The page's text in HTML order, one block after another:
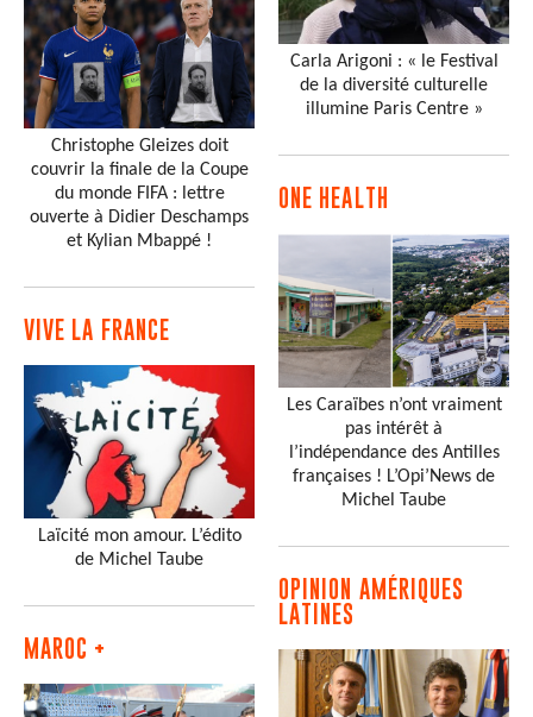
Christophe Gleizes doit
couvrir la finale de la Coupe
du monde FIFA : lettre
ouverte à Didier Deschamps
et Kylian Mbappé !
VIVE LA FRANCE
Laïcité mon amour. L’édito
de Michel Taube
MAROC +
Carla Arigoni : « le Festival
de la diversité culturelle
illumine Paris Centre »
ONE HEALTH
Les Caraïbes n’ont vraiment
pas intérêt à
l’indépendance des Antilles
françaises ! L’Opi’News de
Michel Taube
OPINION AMÉRIQUES
LATINES